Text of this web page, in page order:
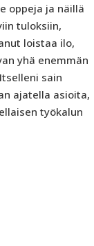
oppeja ja näillä
tuloksiin,
loistaa ilo,
yhä enemmän
sain
ajatella asioita,
työkalun